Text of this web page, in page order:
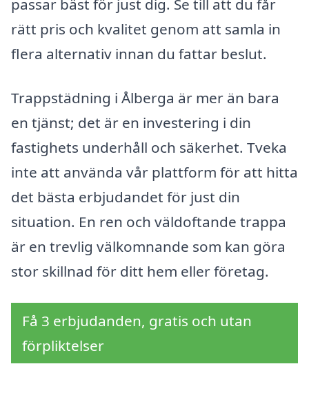
passar bäst för just dig. Se till att du får
rätt pris och kvalitet genom att samla in
flera alternativ innan du fattar beslut.
Trappstädning i Ålberga är mer än bara
en tjänst; det är en investering i din
fastighets underhåll och säkerhet. Tveka
inte att använda vår plattform för att hitta
det bästa erbjudandet för just din
situation. En ren och väldoftande trappa
är en trevlig välkomnande som kan göra
stor skillnad för ditt hem eller företag.
Få 3 erbjudanden, gratis och utan
förpliktelser